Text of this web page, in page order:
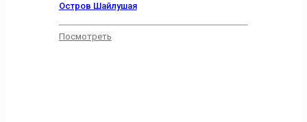
Остров Шайлушая
Посмотреть